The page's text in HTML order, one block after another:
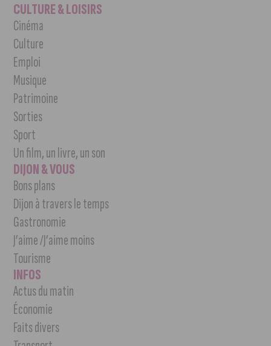
CULTURE & LOISIRS
Cinéma
Culture
Emploi
Musique
Patrimoine
Sorties
Sport
Un film, un livre, un son
DIJON & VOUS
Bons plans
Dijon à travers le temps
Gastronomie
J’aime /J’aime moins
Tourisme
INFOS
Actus du matin
Économie
Faits divers